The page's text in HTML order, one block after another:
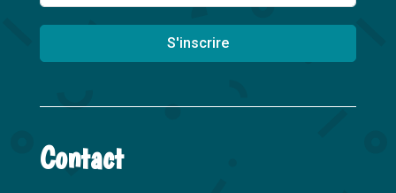
S'inscrire
l
e
Contact